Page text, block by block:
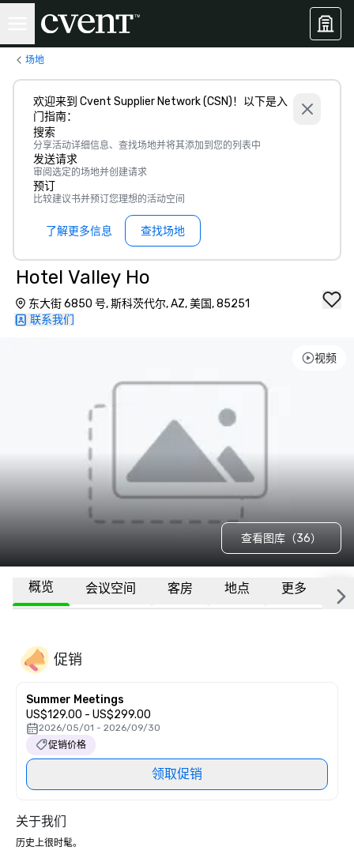
场地
欢迎来到 Cvent Supplier Network (CSN)！以下是入
门指南：
搜索
分享活动详细信息、查找场地并将其添加到您的列表中
发送请求
审阅选定的场地并创建请求
预订
比较建议书并预订您理想的活动空间
了解更多信息 查找场地
Hotel Valley Ho
东大街 6850 号, 斯科茨代尔, AZ, 美国, 85251
联系我们
视频
查看图库（36）
概览 会议空间 客房 地点 更多 常
促销
Summer Meetings
US$129.00 - US$299.00
2026/05/01 - 2026/09/30
促销价格
领取促销
关于我们
历史上很时髦。